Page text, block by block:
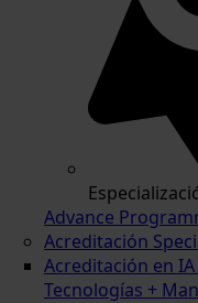
Advance
Acreditación
Acreditación en
Tecnologías +